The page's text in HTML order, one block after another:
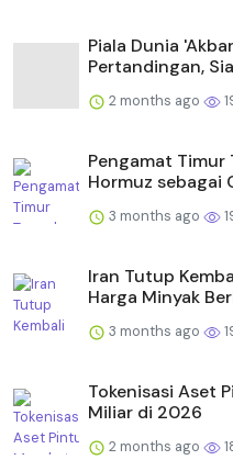
Piala Dunia
Pertandingan,
2 months ago
Pengamat Timur
Hormuz sebagai
3 months ago
Iran Tutup
Harga Minyak
3 months ago
Tokenisasi Aset
Miliar di 2026
2 months ago